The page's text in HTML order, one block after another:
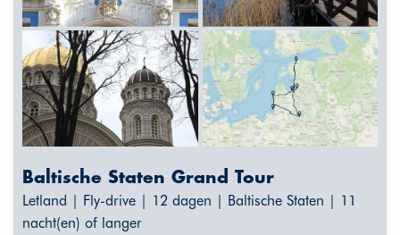
Baltische Staten Grand Tour
Letland | Fly-drive | 12 dagen | Baltische Staten | 11
nacht(en) of langer